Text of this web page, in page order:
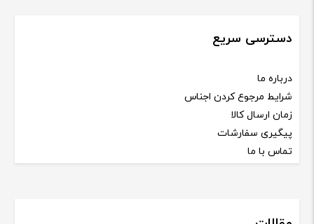
دسترسی سریع
درباره ما
شرایط مرجوع کردن اجناس
زمان ارسال کالا
پیگیری سفارشات
تماس با ما